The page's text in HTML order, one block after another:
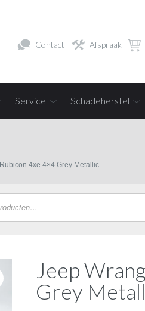
Contact Afspraak
Service Schadeherstel
4xe 4×4 Grey Metallic
Jeep
Grey